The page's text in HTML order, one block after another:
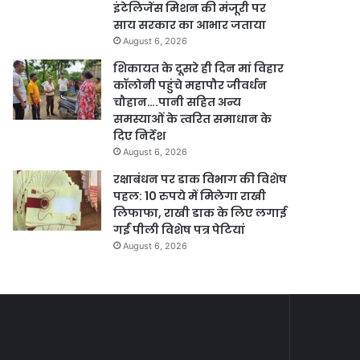
इंटेलिजेंस मिशन की मंजूरी पर
साय सरकार का आभार जताया
August 6, 2026
शिकायत के दूसरे ही दिन मां विहार
कॉलोनी पहुंचे महापौर जीवर्धन
चौहान….पानी सहित अन्य
समस्याओं के त्वरित समाधान के
दिए निर्देश
August 6, 2026
रक्षाबंधन पर डाक विभाग की विशेष
पहल: 10 रुपये में मिलेगा राखी
लिफाफा, राखी डाक के लिए लगाई
गईं पीली विशेष पत्र पेटियां
August 6, 2026